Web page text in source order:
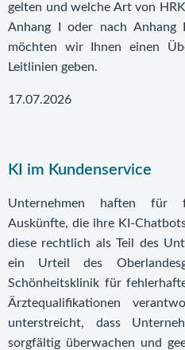
gelten und welche Art von
Anhang I oder nach Anhang
möchten wir Ihnen einen
Leitlinien geben.
17.07.2026
KI im Kundenservice
Unternehmen haften für
Auskünfte, die ihre KI-
diese rechtlich als Teil des
ein Urteil des
Schönheitsklinik für
Ärztequalifikationen
unterstreicht, dass
sorgfältig überwachen und